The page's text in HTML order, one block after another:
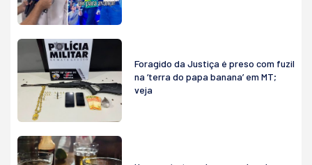
Foragido da Justiça é preso com fuzil
na ‘terra do papa banana’ em MT;
veja